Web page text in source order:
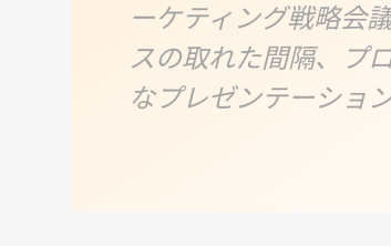
ーケティング戦略会
スの取れた間隔、プ
なプレゼンテーショ